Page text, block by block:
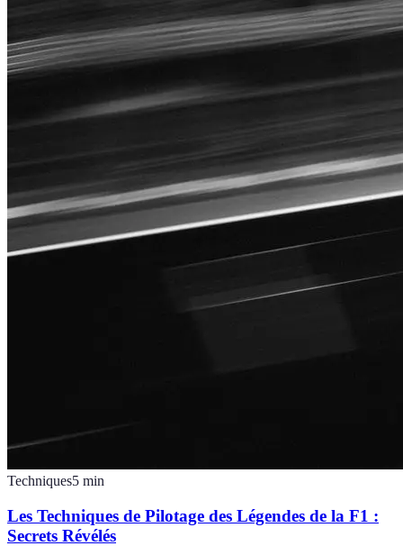
Techniques5 min
Les Techniques de Pilotage des Légendes de la F1 :
Secrets Révélés